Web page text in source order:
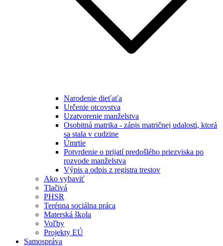
Narodenie dieťaťa
Určenie otcovstva
Uzatvorenie manželstva
Osobitná matrika - zápis matričnej udalosti, ktorá
sa stala v cudzine
Úmrtie
Potvrdenie o prijatí predošlého priezviska po
rozvode manželstva
Výpis a odpis z registra trestov
Ako vybaviť
Tlačivá
PHSR
Terénna sociálna práca
Materská škola
Voľby
Projekty EÚ
Samospráva